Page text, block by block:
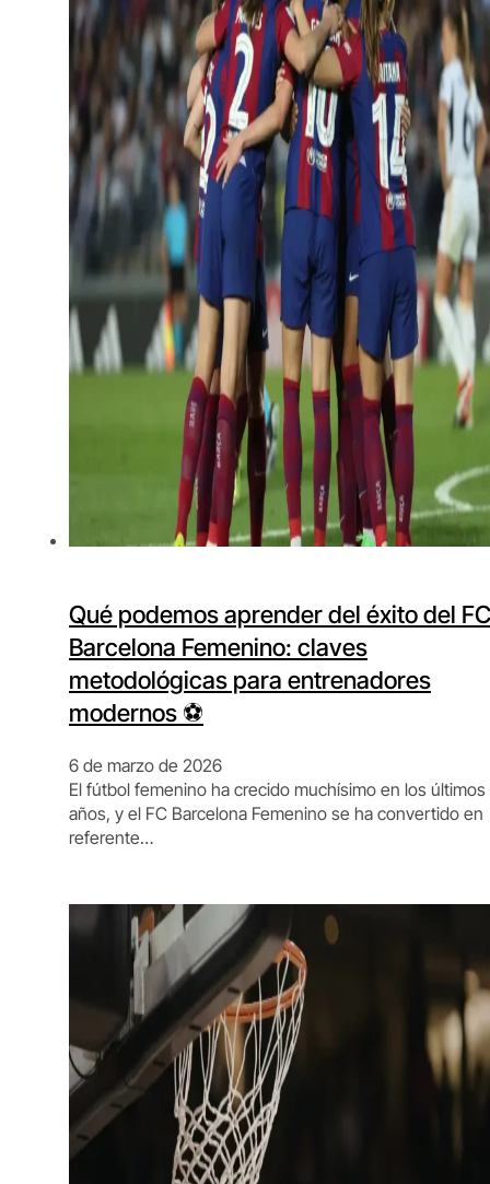
Qué podemos aprender del éxito del FC
Barcelona Femenino: claves
metodológicas para entrenadores
modernos ⚽️
6 de marzo de 2026
El fútbol femenino ha crecido muchísimo en los últimos
años, y el FC Barcelona Femenino se ha convertido en
referente…